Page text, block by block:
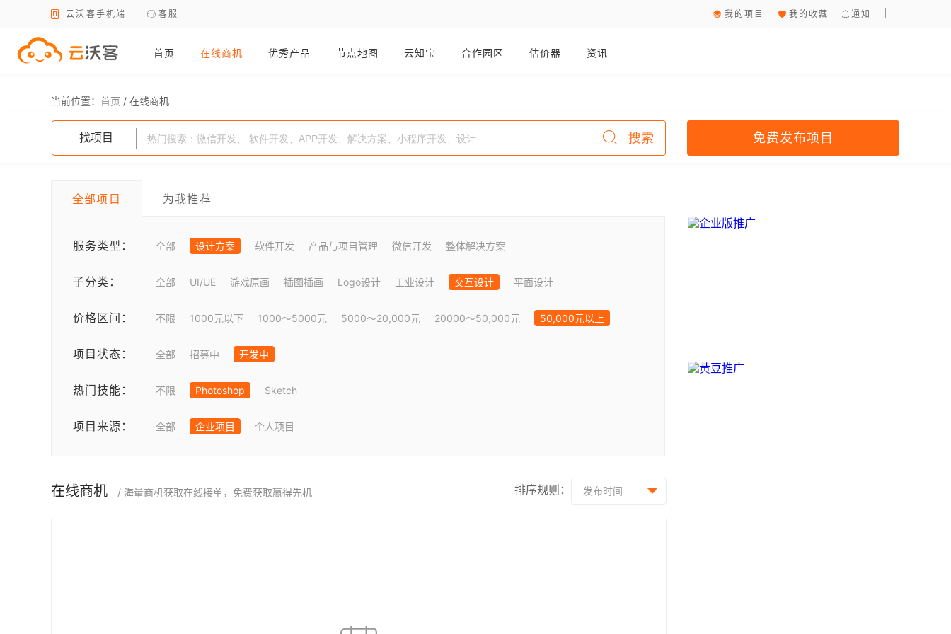
云沃客手机端 客服 我的项目 我的收藏 通知
首页 在线商机 优秀产品 节点地图 云知宝 合作园区 估价器 资讯
当前位置： 首页 / 在线商机
找项目 搜索 免费发布项目
全部项目 为我推荐
服务类型： 全部 设计方案 软件开发 产品与项目管理 微信开发 整体解决方案
子分类： 全部 UI/UE 游戏原画 插图插画 Logo设计 工业设计 交互设计 平面设计
价格区间： 不限 1000元以下 1000～5000元 5000～20,000元 20000～50,000元 50,000元以上
项目状态： 全部 招募中 开发中
热门技能： 不限 Photoshop Sketch
项目来源： 全部 企业项目 个人项目
在线商机 / 海量商机获取在线接单，免费获取赢得先机 排序规则： 发布时间